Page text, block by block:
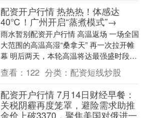
配资开户行情 热热热！体感达
40℃！广州开启“蒸煮模式”→
雨水暂别配资开户行情 高温返场 一场全国
大范围的高温高湿“桑拿天” 再一次拉开帷
幕 明后两天，本轮高温将达最强盛时段。
河南、山东等部分地区最高气温将冲击
40℃，....
查看： 122 分类： 配资短线炒股
配资开户行情 7月14日财经早餐：
关税阴霾再度笼罩，避险需求助推
金价上破3370，聚焦美国对俄进一